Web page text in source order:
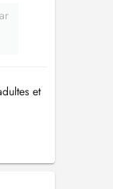
et
et